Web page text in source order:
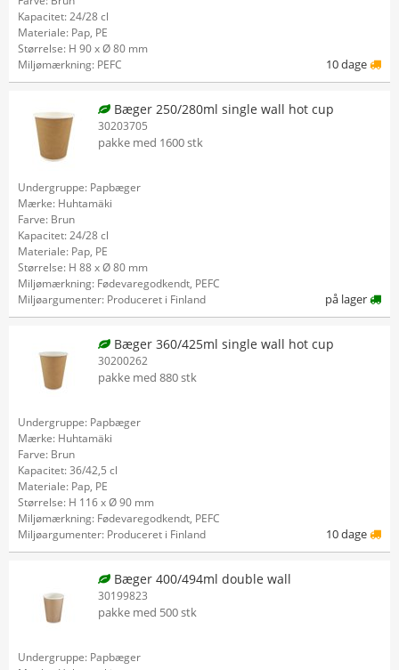
Kapacitet: 24/28 cl
Materiale: Pap, PE
Størrelse: H 90 x Ø 80 mm
Miljømærkning: PEFC
10 dage
Bæger 250/280ml single wall hot cup
30203705
pakke med 1600 stk
Undergruppe: Papbæger
Mærke: Huhtamäki
Farve: Brun
Kapacitet: 24/28 cl
Materiale: Pap, PE
Størrelse: H 88 x Ø 80 mm
Miljømærkning: Fødevaregodkendt, PEFC
Miljøargumenter: Produceret i Finland
på lager
Bæger 360/425ml single wall hot cup
30200262
pakke med 880 stk
Undergruppe: Papbæger
Mærke: Huhtamäki
Farve: Brun
Kapacitet: 36/42,5 cl
Materiale: Pap, PE
Størrelse: H 116 x Ø 90 mm
Miljømærkning: Fødevaregodkendt, PEFC
Miljøargumenter: Produceret i Finland
10 dage
Bæger 400/494ml double wall
30199823
pakke med 500 stk
Undergruppe: Papbæger